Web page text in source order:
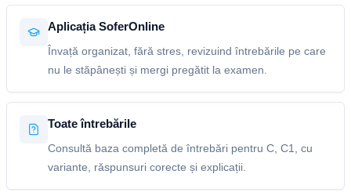
Aplicația SoferOnline
Învață organizat, fără stres, revizuind întrebările pe care
nu le stăpânești și mergi pregătit la examen.
Toate întrebările
Consultă baza completă de întrebări pentru C, C1, cu
variante, răspunsuri corecte și explicații.